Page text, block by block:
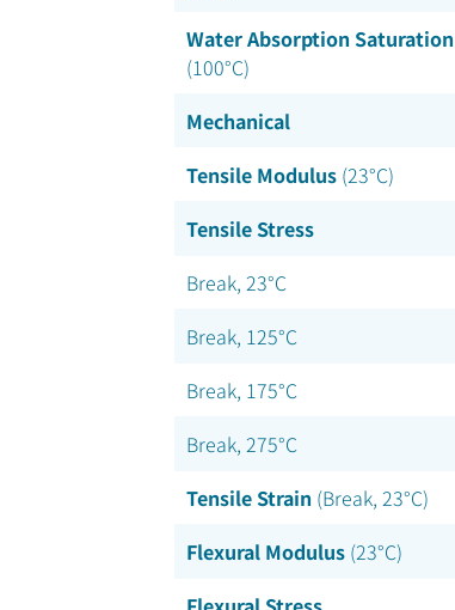
Water Absorption Saturation
(100°C)
Mechanical
Tensile Modulus(23°C)
Tensile Stress
Break, 23°C
Break, 125°C
Break, 175°C
Break, 275°C
Tensile Strain(Break, 23°C)
Flexural Modulus(23°C)